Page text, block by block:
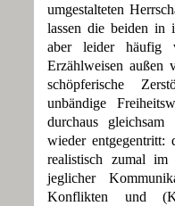
umgestalteten
lassen die beiden in
aber leider häufig
Erzählweisen außen
schöpferische
unbändige
durchaus gleichsam
wieder
realistisch zumal
jeglicher
Konflikten und